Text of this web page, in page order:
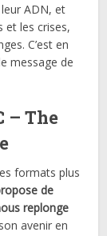
ADN, et
et les crises,
C’est en
message de
– The
formats plus
de
replonge
avenir en